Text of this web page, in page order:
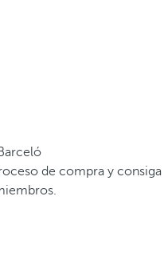
de compra y consiga